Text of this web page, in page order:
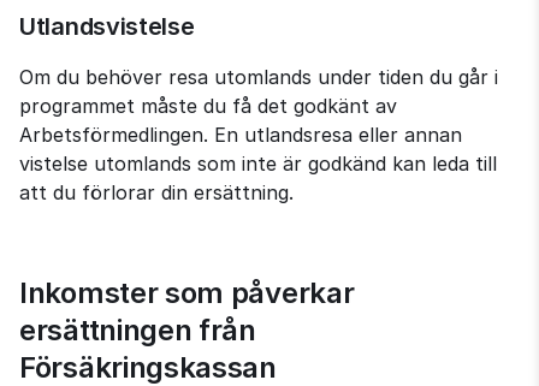
Utlandsvistelse
Om du behöver resa utomlands under tiden du går i
programmet måste du få det godkänt av
Arbetsförmedlingen. En utlandsresa eller annan
vistelse utomlands som inte är godkänd kan leda till
att du förlorar din ersättning.
Inkomster som påverkar
ersättningen från
Försäkringskassan